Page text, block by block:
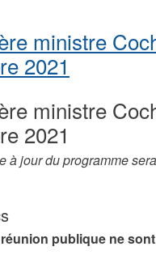
ministre
2021
ministre
2021
à jour du programme
publique ne